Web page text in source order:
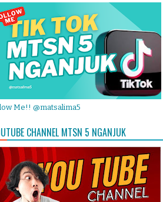
Me!! @matsalima5
CHANNEL MTSN 5 NGANJUK